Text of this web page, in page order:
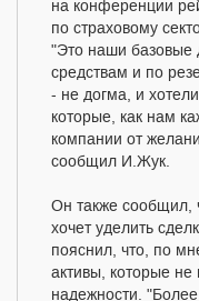
на конференции
по страховому
"Это наши базовые
средствам и по
- не догма, и
которые, как нам
компании от
сообщил И.Жук.
Он также сообщил,
хочет уделить
пояснил, что, по
активы, которые не
надежности. "Более